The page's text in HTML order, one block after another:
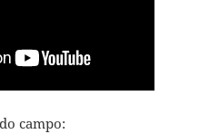
campo: